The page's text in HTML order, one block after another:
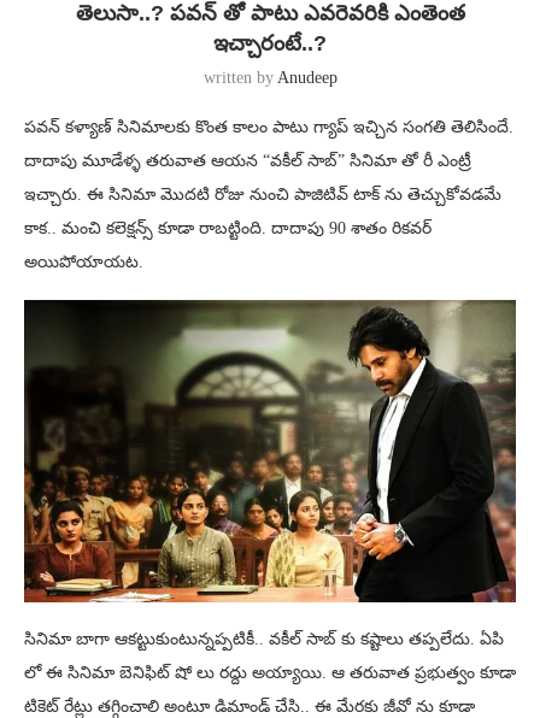
తెలుసా..? పవన్ తో పాటు ఎవరెవరికి ఎంతెంత
ఇచ్చారంటే..?
written by Anudeep
పవన్ కళ్యాణ్ సినిమాలకు కొంత కాలం పాటు గ్యాప్ ఇచ్చిన సంగతి తెలిసిందే.
దాదాపు మూడేళ్ళ తరువాత ఆయన “వకీల్ సాబ్” సినిమా తో రీ ఎంట్రీ
ఇచ్చారు. ఈ సినిమా మొదటి రోజు నుంచి పాజిటివ్ టాక్ ను తెచ్చుకోవడమే
కాక.. మంచి కలెక్షన్స్ కూడా రాబట్టింది. దాదాపు 90 శాతం రికవర్
అయిపోయాయట.
సినిమా బాగా ఆకట్టుకుంటున్నప్పటికీ.. వకీల్ సాబ్ కు కష్టాలు తప్పలేదు. ఏపి
లో ఈ సినిమా బెనిఫిట్ షో లు రద్దు అయ్యాయి. ఆ తరువాత ప్రభుత్వం కూడా
టికెట్ రేట్లు తగ్గించాలి అంటూ డిమాండ్ చేసి.. ఈ మేరకు జీవో ను కూడా